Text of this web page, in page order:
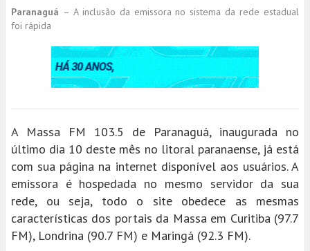
Paranaguá – A inclusão da emissora no sistema da rede estadual
foi rápida
A Massa FM 103.5 de Paranaguá, inaugurada no
último dia 10 deste mês no litoral paranaense, já está
com sua página na internet disponível aos usuários. A
emissora é hospedada no mesmo servidor da sua
rede, ou seja, todo o site obedece as mesmas
características dos portais da Massa em Curitiba (97.7
FM), Londrina (90.7 FM) e Maringá (92.3 FM).